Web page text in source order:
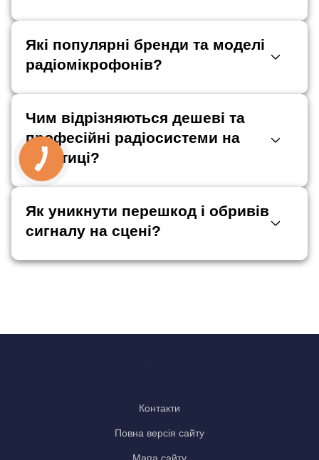
Які популярні бренди та моделі
радіомікрофонів?
Чим відрізняються дешеві та
професійні радіосистеми на
практиці?
Як уникнути перешкод і обривів
сигналу на сцені?
Контакти
Повна версія сайту